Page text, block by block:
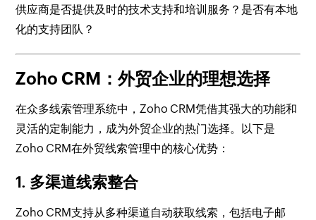
供应商是否提供及时的技术支持和培训服务？是否有本地
化的支持团队？
Zoho CRM：外贸企业的理想选择
在众多线索管理系统中，Zoho CRM凭借其强大的功能和
灵活的定制能力，成为外贸企业的热门选择。以下是
Zoho CRM在外贸线索管理中的核心优势：
1. 多渠道线索整合
Zoho CRM支持从多种渠道自动获取线索，包括电子邮